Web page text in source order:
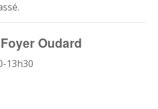
Oudard
-13h30